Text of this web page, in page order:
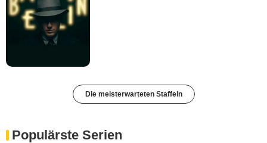
Die meisterwarteten Staffeln
Populärste Serien